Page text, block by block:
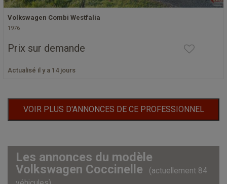
Volkswagen Combi Westfalia
1976
Prix sur demande
Actualisé il y a 14 jours
VOIR PLUS D'ANNONCES DE CE PROFESSIONNEL
Les annonces du modèle
Volkswagen Coccinelle
(actuellement 84